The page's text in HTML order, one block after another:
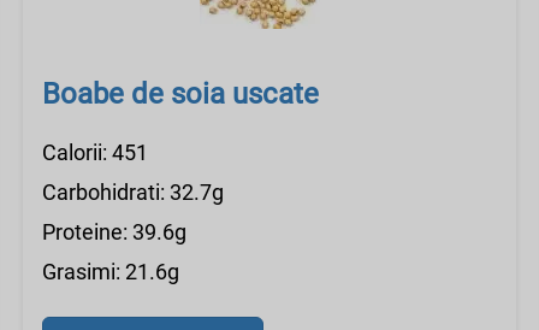
Boabe de soia uscate
Calorii: 451
Carbohidrati: 32.7g
Proteine: 39.6g
Grasimi: 21.6g